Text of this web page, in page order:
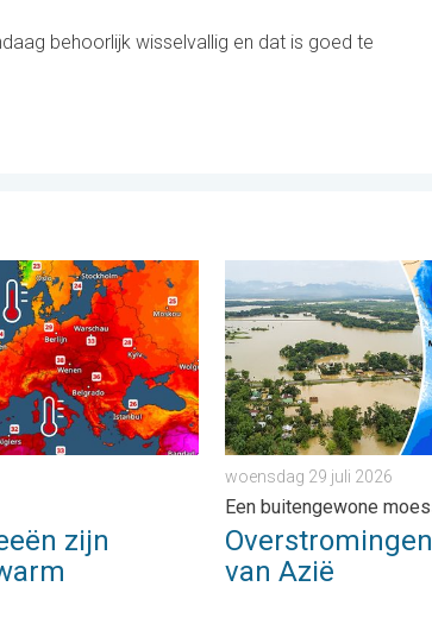
behoorlijk wisselvallig en dat is goed te
2 augustus 2026
ongewoon warm. Tot 30 graden. . . vrijdag 31
zijn
Overstromingen in
woensdag 29 juli 2026
Een buitengewone
van Azië